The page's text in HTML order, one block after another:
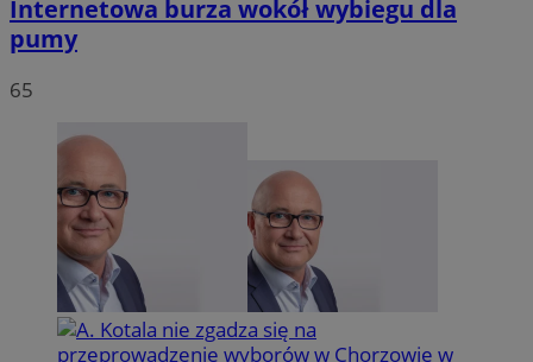
Internetowa burza wokół wybiegu dla
pumy
65